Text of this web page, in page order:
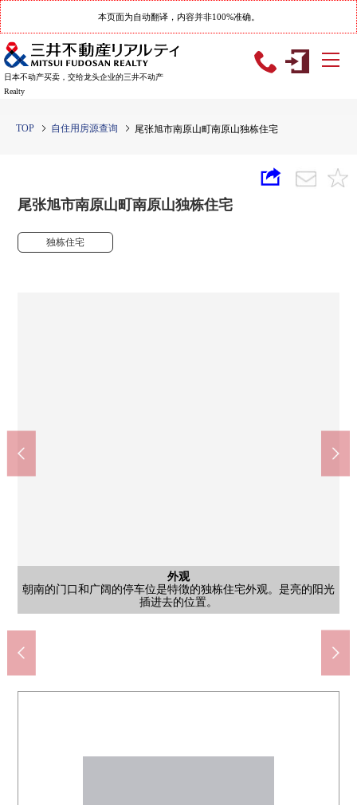
本页面为自动翻译，内容并非100%准确。
日本不动产买卖，交给龙头企业的三井不动产
Realty
TOP 自住用房源查询 尾张旭市南原山町南原山独栋住宅
尾张旭市南原山町南原山独栋住宅
独栋住宅
外观
朝南的门口和广阔的停车位是特徴的独栋住宅外观。是亮的阳光
插进去的位置。
外观
大的前面道路和光照好的用地是特徴。
门口
在门口前面的高低差别，扶手也被设置。
停车场
朝南的停车位。从属于车库。
停车场
在门口的前面，有有屋顶的车库，是也容易进出生活的设计。
客厅
朝南的客厅。从大的窗进入阳光，室内明亮地是开放性的印象。
客厅
是阳光把从朝南的大的窗插进去的客厅。沙发被放，宽敞的空间
伸展。(销售价格不包括家具、供给品。)
客厅
阳光把从朝南的大的窗插进去的客厅。床铺是用木纹风格亮的气
氛。
厨房
有朝南的窗和后门的厨房。容易在亮的室内工作，收藏也丰富。
厨房
有朝南的窗和后门的厨房。亮的采光和偏大的工作空间是特徴。
公共汽车
有窗的浴室。浴缸和清洗场所被舒适地确保，是亮的空间。
洗脸
洗衣机场地和盥洗台匹敌的洗脸室。收纳搁板也具有，脱衣服，
家务流迹线是顺利的设计。
厕所
空间也是广泛地好用的洗手间。
日式房间
朝南的日式房间。从大的窗进入亮的阳光，能在畳上舒适地渡
过。
日式房间
朝南的日式房间。有壁橱收纳和拉门窗，是宁静的气氛的空间。
日式房间
朝南的房间。亮的阳光从大的扫出窗插进去，室内是开放性的印
象。
西式房间
从朝南的大的窗和西侧的窗进入阳光，明亮地是开放性的西式房
间。
风景
是来自朝南的阳台的风景。在周围排列独栋住宅，有开放感觉的
风景展现。
西式房间
自然光把从朝南的大的窗插进去的西式房间。收纳充实，家具配
置也有灵活性。
厕所
自然光在有窗的厕所。洗手器被设置，是有干净的感的空间。
门口
明亮地是有开放感觉的门口。
其他内省
2面2楼礼堂是到各房间的流迹线用采光明亮地顺利的设计。
旭小学(约910m)
是旭小学(约910m)。校舍南向，并且大的校园和准备的种植是特
徴。
东中学(约330m)
是东中学的外观照片。能确认校舍以及运动场的样子，对周边环
境具有参考作用。